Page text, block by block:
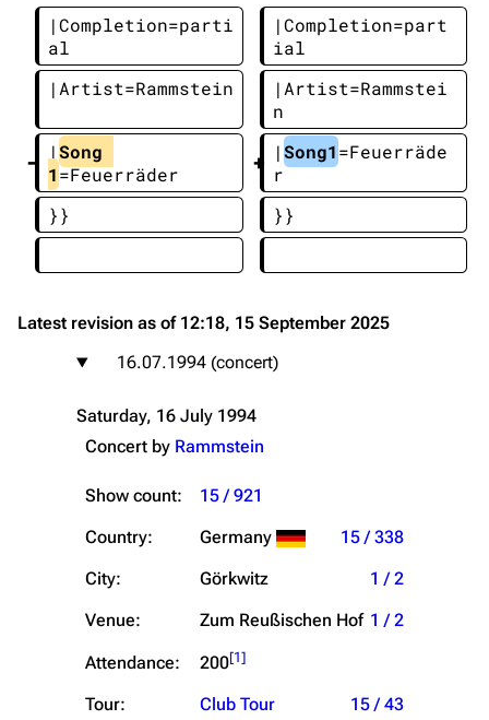
|Completion=parti
al
|Completion=part
ial
|Artist=Rammstein
|Artist=Rammstei
n
|Song
1=Feuerräder
|Song1=Feuerräde
r
}}
}}
Latest revision as of 12:18, 15 September 2025
16.07.1994 (concert)
Saturday, 16 July 1994
Concert by Rammstein
Show count:
15 / 921
Country:
Germany
15 / 338
City:
Görkwitz
1 / 2
Venue:
Zum Reußischen Hof 1 / 2
Attendance: 200[1]
Tour: Club Tour 15 / 43